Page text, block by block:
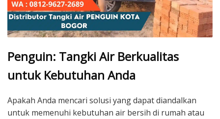
Penguin: Tangki Air Berkualitas
untuk Kebutuhan Anda
Apakah Anda mencari solusi yang dapat diandalkan
untuk memenuhi kebutuhan air bersih di rumah atau